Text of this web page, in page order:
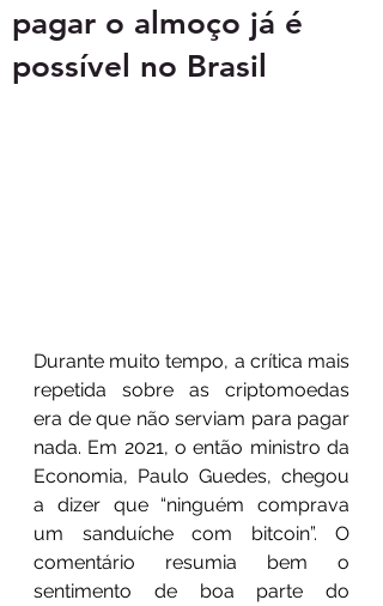
pagar o almoço já é
possível no Brasil
Durante muito tempo, a crítica mais
repetida sobre as criptomoedas
era de que não serviam para pagar
nada. Em 2021, o então ministro da
Economia, Paulo Guedes, chegou
a dizer que “ninguém comprava
um sanduíche com bitcoin”. O
comentário resumia bem o
sentimento de boa parte do